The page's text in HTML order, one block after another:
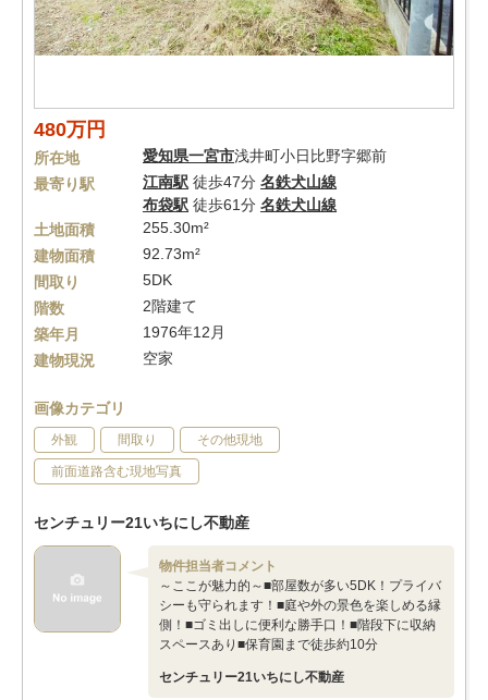
480万円
所在地 愛知県一宮市浅井町小日比野字郷前
最寄り駅
江南駅 徒歩47分 名鉄犬山線
布袋駅 徒歩61分 名鉄犬山線
土地面積
255.30m²
建物面積
92.73m²
間取り
5DK
階数
2階建て
築年月
1976年12月
建物現況
空家
画像カテゴリ
外観 間取り その他現地
前面道路含む現地写真
センチュリー21いちにし不動産
物件担当者コメント
～ここが魅力的～■部屋数が多い5DK！プライバ
シーも守られます！■庭や外の景色を楽しめる縁
側！■ゴミ出しに便利な勝手口！■階段下に収納
スペースあり■保育園まで徒歩約10分
センチュリー21いちにし不動産